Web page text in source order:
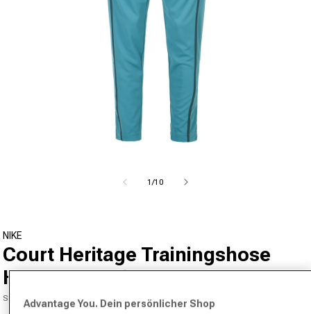
1/von
10
NIKE
Court Heritage Trainingshose
Herren-Petrol
SKU 00447558702000
Advantage You. Dein persönlicher Shop